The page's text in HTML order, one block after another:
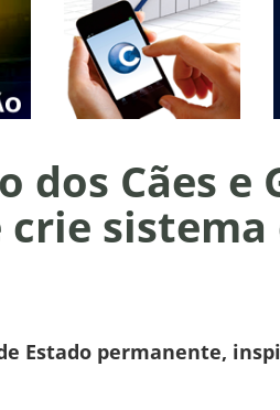
dos Cães e
sistema
Estado permanente,